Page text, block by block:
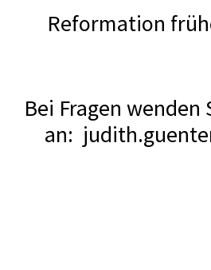
Reformation
Bei Fragen wenden
an: